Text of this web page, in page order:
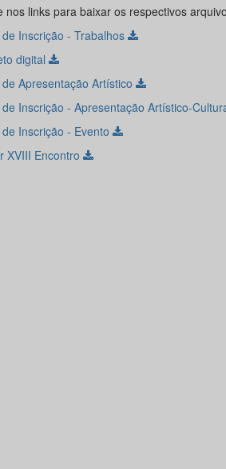
nos links para baixar os respectivos
Inscrição - Trabalhos
digital
Apresentação Artístico
Inscrição - Apresentação Artístico-
Inscrição - Evento
XVIII Encontro